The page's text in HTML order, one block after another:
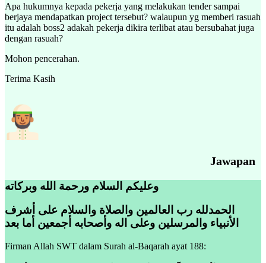
Apa hukumnya kepada pekerja yang melakukan tender sampai
berjaya mendapatkan project tersebut? walaupun yg memberi rasuah
itu adalah boss2 adakah pekerja dikira terlibat atau bersubahat juga
dengan rasuah?
Mohon pencerahan.
Terima Kasih
Jawapan
وعليكم السلام ورحمة الله وبركاته
الحمدلله رب العالمين والصلاة والسلام على أشرف
الأنبياء والمرسلين وعلى اله وأصحابه أجمعين أما بعد
Firman Allah SWT dalam Surah al-Baqarah ayat 188: